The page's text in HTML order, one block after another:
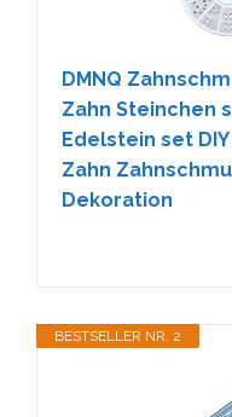
DMNQ
Zahn Steinchen
Edelstein set
Zahn
Dekoration
BESTSELLER NR. 2